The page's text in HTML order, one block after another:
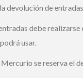
devolución de
debe realizarse
usar.
se reserva el